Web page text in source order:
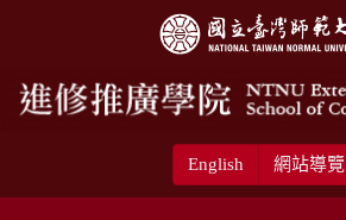
English 網站導覽